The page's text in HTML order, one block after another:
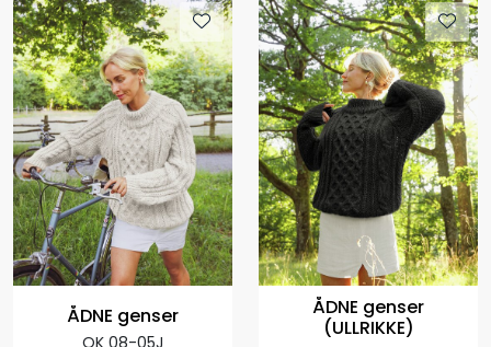
OK 08-06U
+
Fra: 1.035,00 per pakke
OK 08-05F
+
Fra: 1.127,00 per pakke